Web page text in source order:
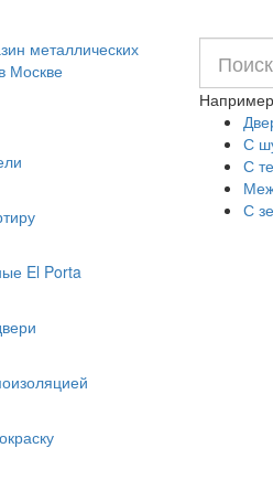
С
С
С
El Porta